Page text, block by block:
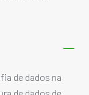
de dados na